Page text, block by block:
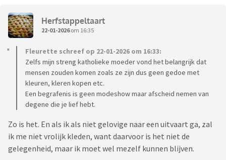
Herfstappeltaart
22-01-2026om 16:35
Fleurette schreef op 22-01-2026 om 16:33:
Zelfs mijn streng katholieke moeder vond het belangrijk dat
mensen zouden komen zoals ze zijn dus geen gedoe met
kleuren, kleren kopen etc.
Een begrafenis is geen modeshow maar afscheid nemen van
degene die je lief hebt.
Zo is het. En als ik als niet gelovige naar een uitvaart ga, zal
ik me niet vrolijk kleden, want daarvoor is het niet de
gelegenheid, maar ik moet wel mezelf kunnen blijven.